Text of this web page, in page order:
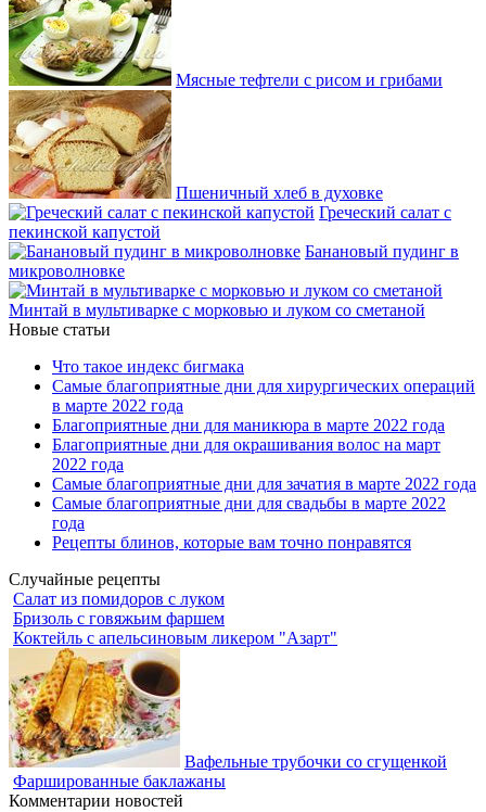
Мясные тефтели с рисом и грибами
Пшеничный хлеб в духовке
Греческий салат с
пекинской капустой
Банановый пудинг в
микроволновке
Минтай в мультиварке с морковью и луком со сметаной
Новые статьи
Что такое индекс бигмака
Самые благоприятные дни для хирургических операций
в марте 2022 года
Благоприятные дни для маникюра в марте 2022 года
Благоприятные дни для окрашивания волос на март
2022 года
Самые благоприятные дни для зачатия в марте 2022 года
Самые благоприятные дни для свадьбы в марте 2022
года
Рецепты блинов, которые вам точно понравятся
Случайные рецепты
Салат из помидоров с луком
Бризоль с говяжьим фаршем
Коктейль с апельсиновым ликером "Азарт"
Вафельные трубочки со сгущенкой
Фаршированные баклажаны
Комментарии новостей